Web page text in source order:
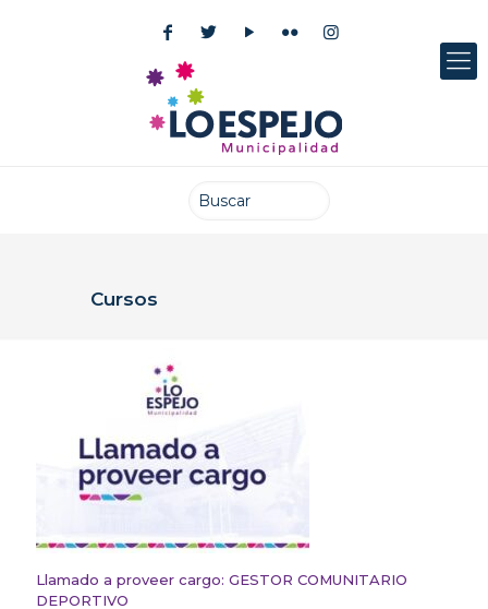
Cursos
Llamado a proveer cargo: GESTOR COMUNITARIO
DEPORTIVO